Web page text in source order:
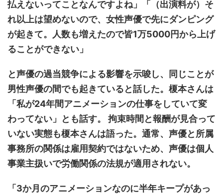
払えないってことなんですよね」「（出演料が）そ
れ以上は望めないので、女性声優で先にダンピング
が起きて。人数も増えたので皆1万5000円から上げ
ることができない」
と声優の過当競争による影響を示唆し、同じことが
男性声優の間でも起きていると話した。榎本さんは
「私が24年間アニメーションの仕事をしていて変
わってない」とも話す。 拘束時間と報酬が見合って
いない実態も榎本さんは語った。通常、声優と所属
事務所の関係は雇用契約ではないため、声優は個人
事業主扱いで労働関係の法規が適用されない。
「3か月のアニメーションなのに半年キープがあっ